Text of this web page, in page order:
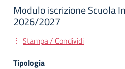
Modulo iscrizione Scuola
2026/2027
Stampa / Condividi
Tipologia